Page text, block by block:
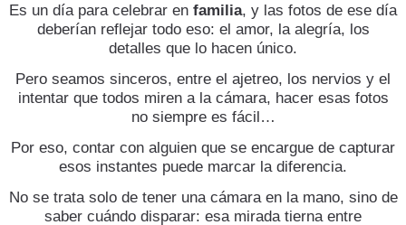
Es un día para celebrar en familia, y las fotos de ese día
deberían reflejar todo eso: el amor, la alegría, los
detalles que lo hacen único.
Pero seamos sinceros, entre el ajetreo, los nervios y el
intentar que todos miren a la cámara, hacer esas fotos
no siempre es fácil…
Por eso, contar con alguien que se encargue de capturar
esos instantes puede marcar la diferencia.
No se trata solo de tener una cámara en la mano, sino de
saber cuándo disparar: esa mirada tierna entre